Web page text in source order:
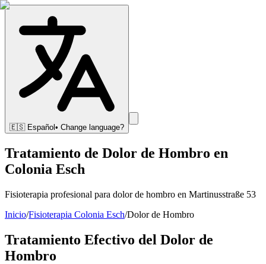
🇪🇸 Español • Change language?
Tratamiento de Dolor de Hombro en
Colonia Esch
Fisioterapia profesional para dolor de hombro en Martinusstraße 53
Inicio/Fisioterapia Colonia Esch/Dolor de Hombro
Tratamiento Efectivo del Dolor de
Hombro